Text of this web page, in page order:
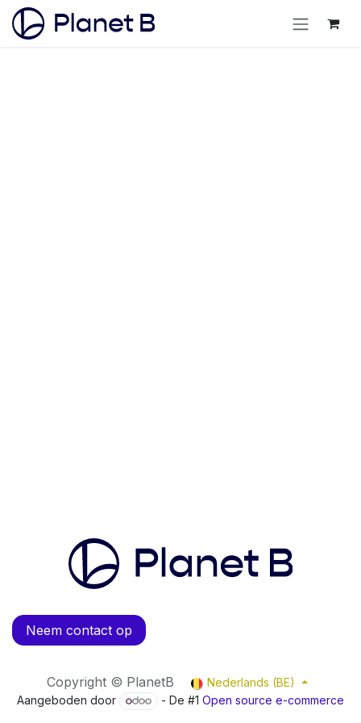
Neem contact op
Copyright © PlanetB
Nederlands (BE)
Aangeboden door
- De #1Open source e-commerce